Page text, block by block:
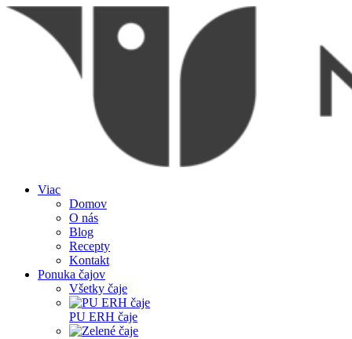
Viac
Domov
O nás
Blog
Recepty
Kontakt
Ponuka čajov
Všetky čaje
PU ERH čaje